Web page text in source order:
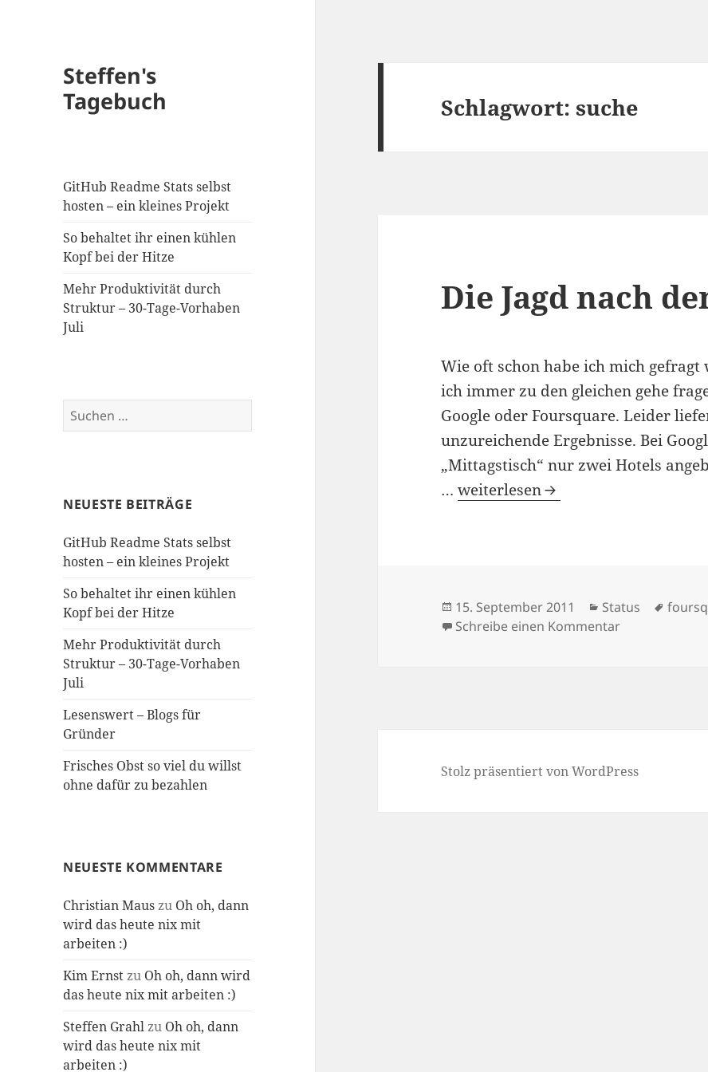
Steffen's
Tagebuch
GitHub Readme Stats selbst
hosten – ein kleines Projekt
So behaltet ihr einen kühlen
Kopf bei der Hitze
Mehr Produktivität durch
Struktur – 30-Tage-Vorhaben
Juli
Suchen
nach:
NEUESTE BEITRÄGE
GitHub Readme Stats selbst
hosten – ein kleines Projekt
So behaltet ihr einen kühlen
Kopf bei der Hitze
Mehr Produktivität durch
Struktur – 30-Tage-Vorhaben
Juli
Lesenswert – Blogs für
Gründer
Frisches Obst so viel du willst
ohne dafür zu bezahlen
NEUESTE KOMMENTARE
Christian Mauszu Oh oh, dann
wird das heute nix mit
arbeiten :)
Kim Ernstzu Oh oh, dann wird
das heute nix mit arbeiten :)
Steffen Grahlzu Oh oh, dann
wird das heute nix mit
arbeiten :)
Schlagwort:suche
Die Jagd nach
Wie oft schon habe ich mich gefragt
ich immer zu den gleichen gehe
Google oder Foursquare. Leider
unzureichende Ergebnisse. Bei
„Mittagstisch“ nur zwei Hotels
…Die Jagd nach dem Mittagessen
weiterlesen
Veröffentlicht
am
15. September 2011 Kategorien
Status
Schreibe einen Kommentarzu Die Jagd
Stolz präsentiert von WordPress